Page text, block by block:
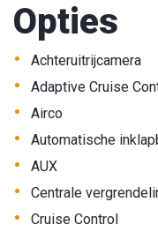
Opties
• Achteruitrijcamera
• Adaptive Cruise
• Airco
• Automatische
• AUX
• Centrale
• Cruise Control